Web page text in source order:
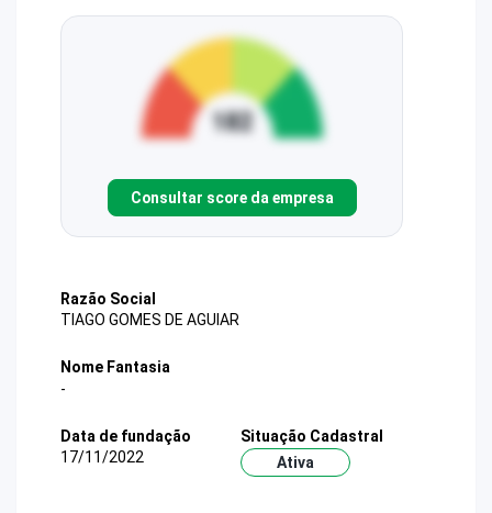
Consultar score da empresa
Razão Social
TIAGO GOMES DE AGUIAR
Nome Fantasia
-
Data de fundação
17/11/2022
Situação Cadastral
Ativa